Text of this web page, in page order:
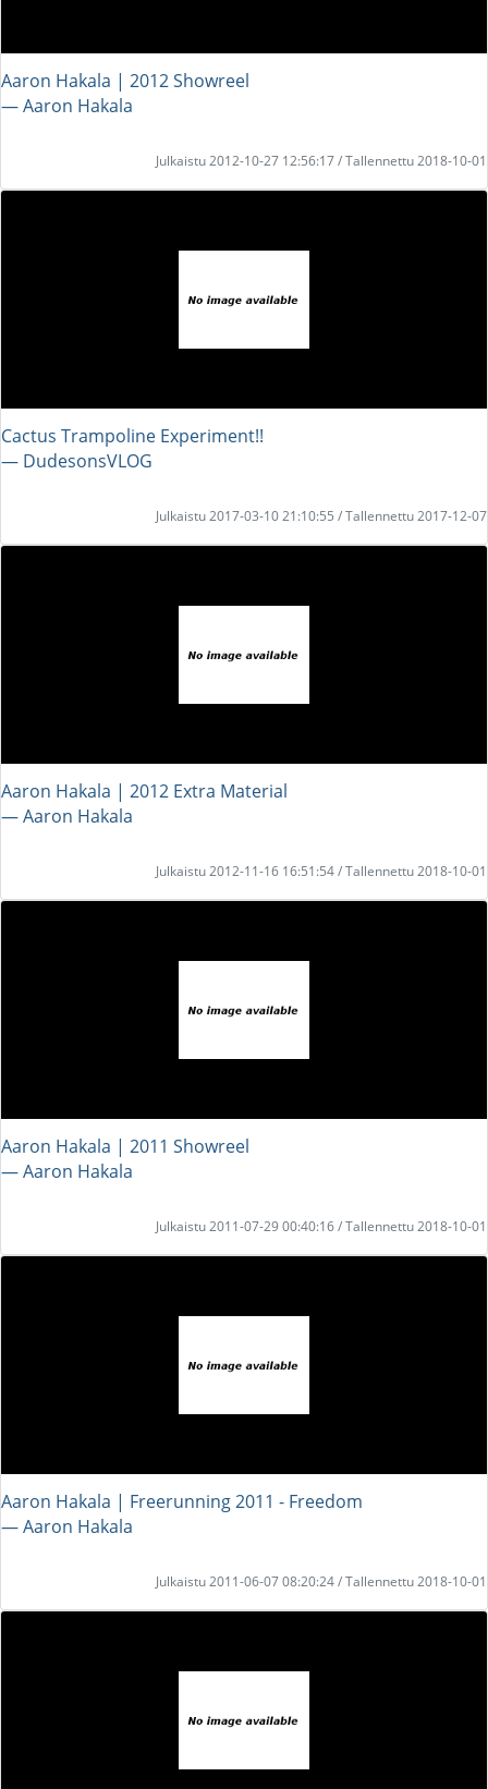
Aaron Hakala | 2012 Showreel
― Aaron Hakala
Julkaistu 2012-10-27 12:56:17 / Tallennettu 2018-10-01
Cactus Trampoline Experiment!!
― DudesonsVLOG
Julkaistu 2017-03-10 21:10:55 / Tallennettu 2017-12-07
Aaron Hakala | 2012 Extra Material
― Aaron Hakala
Julkaistu 2012-11-16 16:51:54 / Tallennettu 2018-10-01
Aaron Hakala | 2011 Showreel
― Aaron Hakala
Julkaistu 2011-07-29 00:40:16 / Tallennettu 2018-10-01
Aaron Hakala | Freerunning 2011 - Freedom
― Aaron Hakala
Julkaistu 2011-06-07 08:20:24 / Tallennettu 2018-10-01